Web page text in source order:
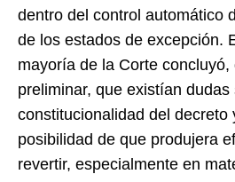
dentro del control automático
de los estados de excepción.
mayoría de la Corte concluyó,
preliminar, que existían
constitucionalidad del decreto
posibilidad de que produjera
revertir, especialmente en